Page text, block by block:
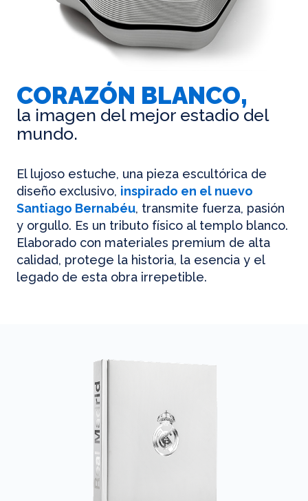
CORAZÓN BLANCO,
la imagen del mejor estadio del
mundo.
El lujoso estuche, una pieza escultórica de
diseño exclusivo, inspirado en el nuevo
Santiago Bernabéu, transmite fuerza, pasión
y orgullo. Es un tributo físico al templo blanco.
Elaborado con materiales premium de alta
calidad, protege la historia, la esencia y el
legado de esta obra irrepetible.